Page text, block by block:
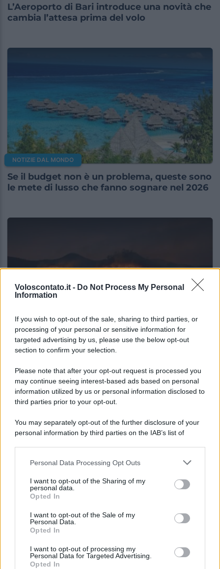
Voloscontato.it - Do Not Process My Personal
Information
If you wish to opt-out of the sale, sharing to third parties, or
processing of your personal or sensitive information for
targeted advertising by us, please use the below opt-out
section to confirm your selection.
Please note that after your opt-out request is processed you
may continue seeing interest-based ads based on personal
information utilized by us or personal information disclosed to
third parties prior to your opt-out.
You may separately opt-out of the further disclosure of your
personal information by third parties on the IAB’s list of
This information may also be disclosed by us to third parties
disclose it to other third parties.
Please note that this website/app uses one or more Google
services and may gather and store information including but
not limited to your visit or usage behaviour. You may click to
grant or deny consent to Google and its third-party tags to
consent section.
Personal Data Processing Opt Outs
I want to opt-out of the Sharing of my
personal data.
Opted In
I want to opt-out of the Sale of my
Personal Data.
Opted In
I want to opt-out of processing my
Personal Data for Targeted Advertising.
Opted In
L’Aeroporto di Bari introduce una novità che
cambia l’attesa prima del volo
NOTIZIE DAL MONDO
Se il budget non è un problema, queste sono
le mete di lusso che fanno sognare nel 2026
NOTIZIE DAL MONDO
Gli incendi stanno cambiando il turismo
europeo: la classifica che dovresti
conoscere
Lo sapevi che...
I Paesi dove puoi vivere una vacanza
in campeggio spendendo molto meno
del previsto
Non puoi dire di essere stato a
Palermo senza provarla: dove
Due siti UNESCO nello stesso luogo: il